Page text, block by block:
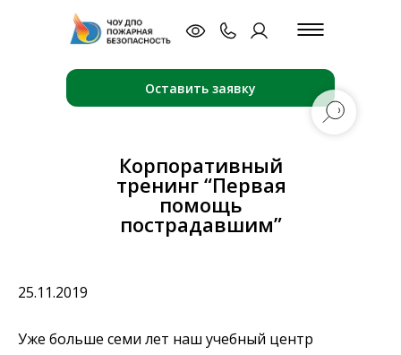
Оставить заявку
Корпоративный
тренинг “Первая
помощь
пострадавшим”
25.11.2019
Уже больше семи лет наш учебный центр